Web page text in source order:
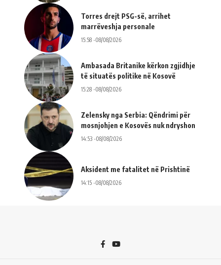
Torres drejt PSG-së, arrihet
marrëveshja personale
15:58 -08/08/2026
Ambasada Britanike kërkon zgjidhje
të situatës politike në Kosovë
15:28 -08/08/2026
Zelensky nga Serbia: Qëndrimi për
mosnjohjen e Kosovës nuk ndryshon
14:53 -08/08/2026
Aksident me fatalitet në Prishtinë
14:15 -08/08/2026